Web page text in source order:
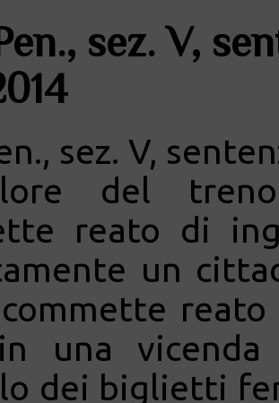
sez. V,
sez. V,
del
reato di
un
una
dei biglietti